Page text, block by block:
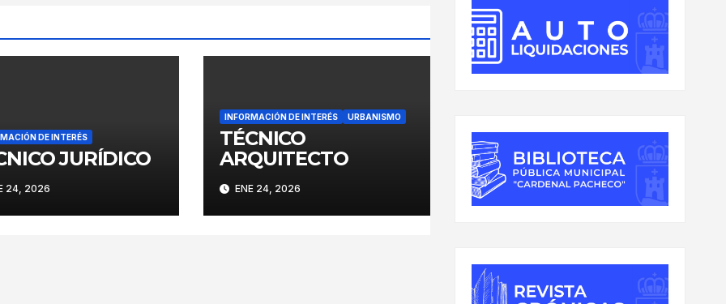
DE INTERÉS
JURÍDICO
24, 2026
INFORMACIÓN DE INTERÉS URBANISMO
TÉCNICO
ARQUITECTO
ENE 24, 2026